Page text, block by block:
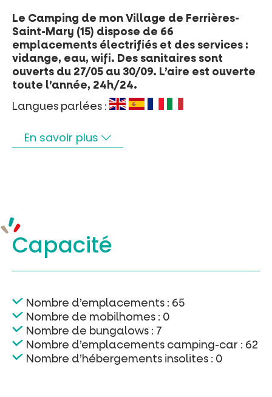
Billetterie en ligne
Tribus et groupes
Rechercher
Le Camping de mon Village de Ferrières-
Saint-Mary (15) dispose de 66
emplacements électrifiés et des services :
vidange, eau, wifi. Des sanitaires sont
ouverts du 27/05 au 30/09. L’aire est ouverte
toute l’année, 24h/24.
Langues parlées :
En savoir plus
Capacité
Nombre d’emplacements : 65
Nombre de mobilhomes : 0
Nombre de bungalows : 7
Nombre d’emplacements camping-car : 62
Nombre d’hébergements insolites : 0